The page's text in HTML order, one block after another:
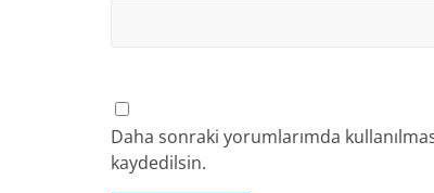
Daha sonraki yorumlarımda
kaydedilsin.